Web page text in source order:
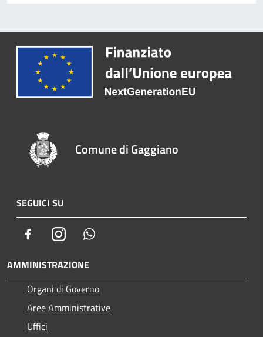
Comune di Gaggiano
SEGUICI SU
FacebookInstagram
AMMINISTRAZIONE
Organi di Governo
Aree Amministrative
Uffici